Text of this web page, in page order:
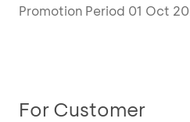
Promotion Period 01 Oct
For Customer